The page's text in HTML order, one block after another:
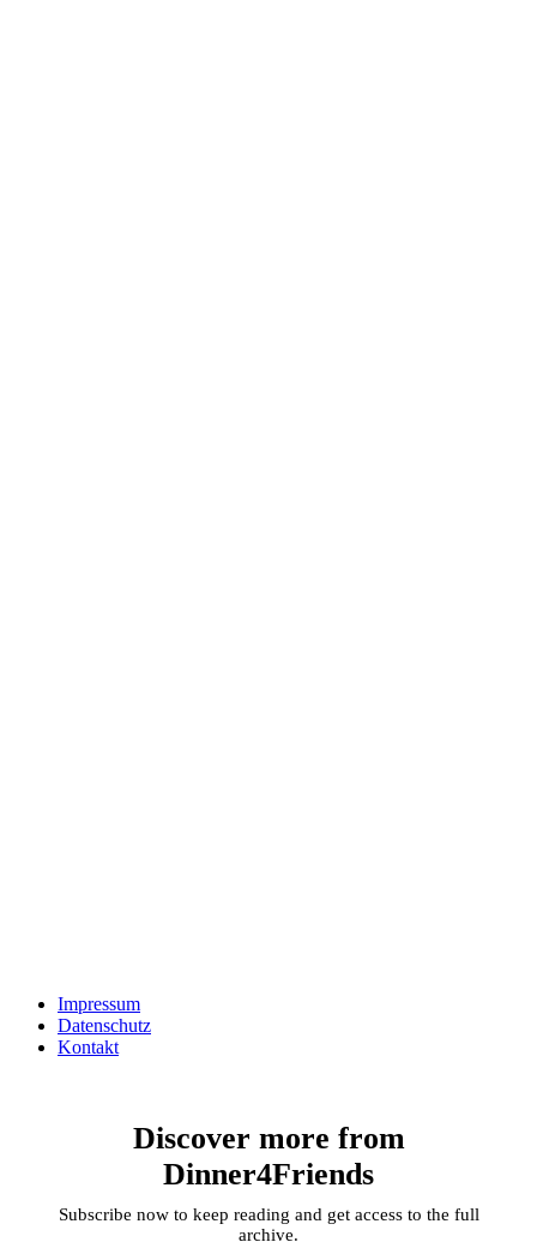
Impressum
Datenschutz
Kontakt
Discover more from
Dinner4Friends
Subscribe now to keep reading and get access to the full
archive.